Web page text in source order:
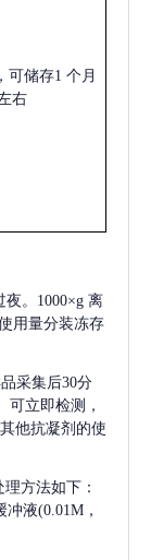
储存1 个月
右
夜。1000×g 离
用量分装冻存
采集后30分
可立即检测，
他抗凝剂的使
方法如下：
冲液(0.01M，